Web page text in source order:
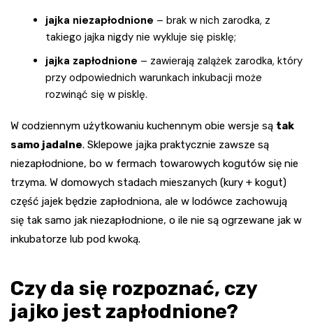
jajka niezapłodnione – brak w nich zarodka, z
takiego jajka nigdy nie wykluje się pisklę;
jajka zapłodnione – zawierają zalążek zarodka, który
przy odpowiednich warunkach inkubacji może
rozwinąć się w pisklę.
W codziennym użytkowaniu kuchennym obie wersje są tak
samo jadalne. Sklepowe jajka praktycznie zawsze są
niezapłodnione, bo w fermach towarowych kogutów się nie
trzyma. W domowych stadach mieszanych (kury + kogut)
część jajek będzie zapłodniona, ale w lodówce zachowują
się tak samo jak niezapłodnione, o ile nie są ogrzewane jak w
inkubatorze lub pod kwoką.
Czy da się rozpoznać, czy
jajko jest zapłodnione?